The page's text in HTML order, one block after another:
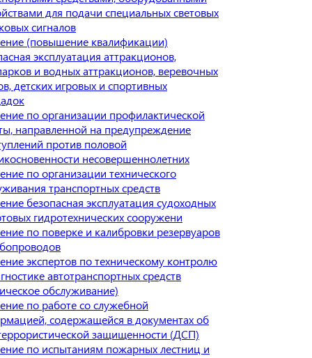
для подачи специальных световых
сигналов
(повышение квалификации)
эксплуатация аттракционов,
и водных аттракционов, веревочных
детских игровых и спортивных
по организации профилактической
направленной на предупреждение
против половой
несовершеннолетних
по организации технического
транспортных средств
безопасная эксплуатация судоходных
гидротехнических сооружени
по поверке и калибровки резервуаров
экспертов по техническому контролю
автотранспортных средств
обслуживание)
по работе со служебной
содержащейся в документах об
защищенности (ДСП)
по испытаниям пожарных лестниц и